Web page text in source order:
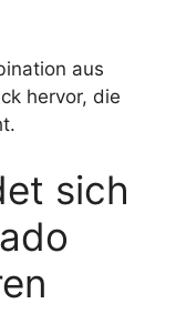
aus
hervor, die
sich